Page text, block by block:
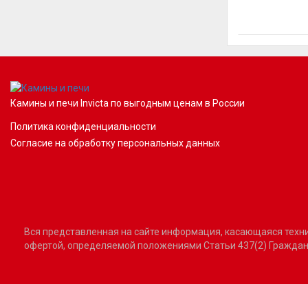
Камины и печи Invicta по выгодным ценам в России
Политика конфиденциальности
Согласие на обработку персональных данных
Вся представленная на сайте информация, касающаяся
офертой, определяемой положениями Статьи 437(2)